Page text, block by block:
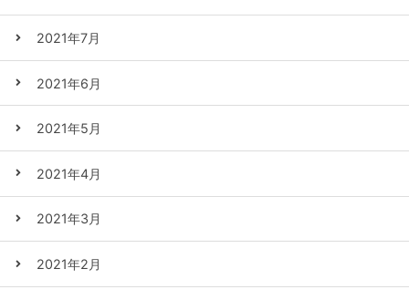
2021年7月
2021年6月
2021年5月
2021年4月
2021年3月
2021年2月